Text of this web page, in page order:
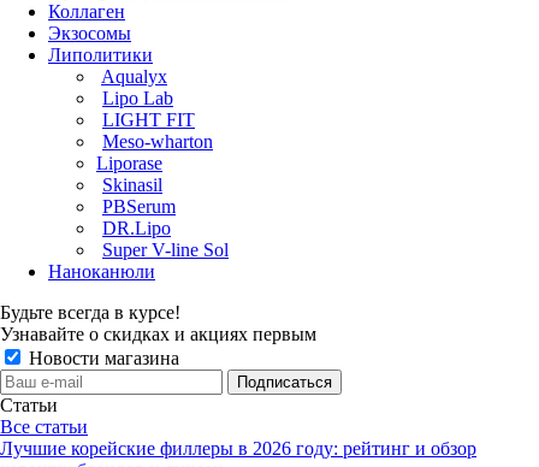
Коллаген
Экзосомы
Липолитики
Aqualyx
Lipo Lab
LIGHT FIT
Meso-wharton
Liporase
Skinasil
PBSerum
DR.Lipo
Super V-line Sol
Наноканюли
Будьте всегда в курсе!
Узнавайте о скидках и акциях первым
Новости магазина
Статьи
Все статьи
Лучшие корейские филлеры в 2026 году: рейтинг и обзор